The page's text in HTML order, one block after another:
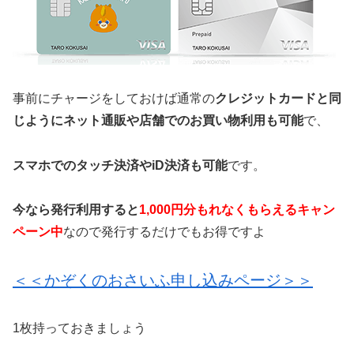
事前にチャージをしておけば通常のクレジットカードと同
じようにネット通販や店舗でのお買い物利用も可能で、
スマホでのタッチ決済やiD決済も可能です。
今なら発行利用すると1,000円分もれなくもらえるキャン
ペーン中なので発行するだけでもお得ですよ
＜＜かぞくのおさいふ申し込みページ＞＞
1枚持っておきましょう